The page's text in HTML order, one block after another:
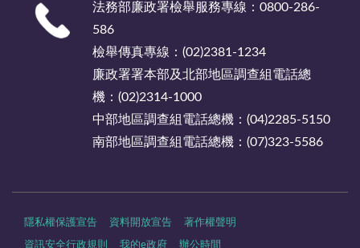
法務部廉政署檢舉服務專線：0800-286-
586
檢舉傳真專線：(02)2381-1234
廉政署署本部及北部地區調查組電話總
機：(02)2314-1000
中部地區調查組電話總機：(04)2285-5150
南部地區調查組電話總機：(07)323-5586
隱私權保護宣告 資料開放宣告 著作權聲明
資訊安全行政規則 我的e政府 辦公時間